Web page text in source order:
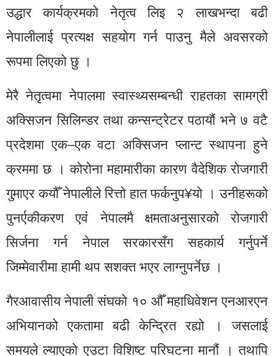
उद्धार कार्यक्रमको नेतृत्व लिइ २ लाखभन्दा बढी
नेपालीलाई प्रत्यक्ष सहयोग गर्न पाउनु मैले अवसरको
रूपमा लिएको छु ।
मेरै नेतृत्वमा नेपालमा स्वास्थ्यसम्बन्धी राहतका सामग्री
अक्सिजन सिलिन्डर तथा कन्सन्ट्रेटर पठायौं भने ७ वटै
प्रदेशमा एक–एक वटा अक्सिजन प्लान्ट स्थापना हुने
क्रममा छ । कोरोना महामारीका कारण वैदेशिक रोजगारी
गुमाएर कयौँ नेपालीले रित्तो हात फर्कनुप¥यो । उनीहरूको
पुनर्एकीकरण एवं नेपालमै क्षमताअनुसारको रोजगारी
सिर्जना गर्न नेपाल सरकारसँग सहकार्य गर्नुपर्ने
जिम्मेवारीमा हामी थप सशक्त भएर लाग्नुपर्नेछ ।
गैरआवासीय नेपाली संघको १० औँ महाधिवेशन एनआरएन
अभियानको एकतामा बढी केन्द्रित रह्यो । जसलाई
समयले ल्याएको एउटा विशिष्ट परिघटना मानौं । तथापि